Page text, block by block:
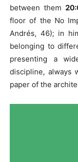
between them
floor of the No
Andrés, 46); in
belonging to
presenting a
discipline, always
paper of the